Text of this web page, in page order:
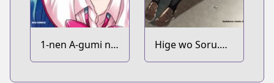
1-nen A-gumi no
Monster
Hige wo Soru.
Soshite